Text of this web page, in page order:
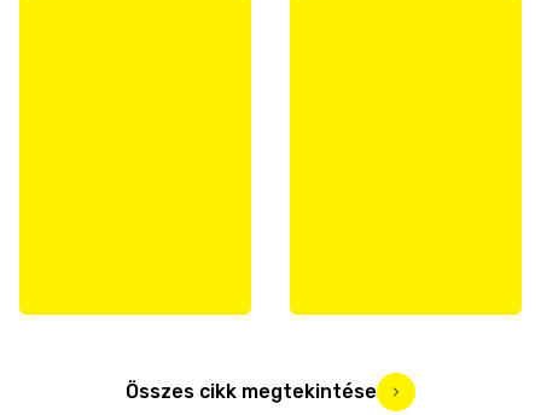
Összes cikk megtekintése